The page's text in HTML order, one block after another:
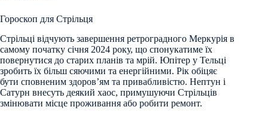
Гороскоп для Стрільця
Стрільці відчують завершення ретроградного Меркурія в
самому початку січня 2024 року, що спонукатиме їх
повернутися до старих планів та мрій. Юпітер у Тельці
зробить їх більш сяючими та енергійними. Рік обіцяє
бути сповненим здоров’ям та привабливістю. Нептун і
Сатурн внесуть деякий хаос, примушуючи Стрільців
змінювати місце проживання або робити ремонт.